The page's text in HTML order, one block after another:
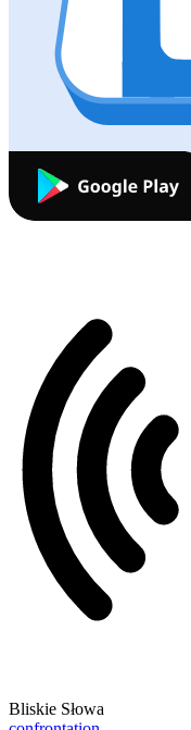
Bliskie Słowa